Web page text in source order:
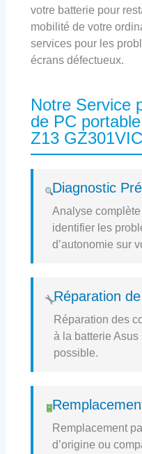
votre batterie pour
mobilité de votre
services pour les
écrans défectueux.
Notre Service
de PC
Z13 GZ301VIC
Diagnostic
Analyse
identifier les
d’autonomie sur
Réparation
Réparation des
à la batterie
possible.
Remplacement
d’origine ou